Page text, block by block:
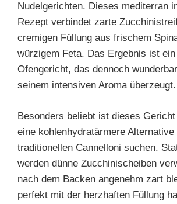
Nudelgerichten. Dieses mediterran
Rezept verbindet zarte
cremigen Füllung aus frischem
würzigem Feta. Das Ergebnis ist
Ofengericht, das dennoch
seinem intensiven Aroma überzeugt.
Besonders beliebt ist dieses
eine kohlenhydratärmere Alternative
traditionellen Cannelloni suchen.
werden dünne Zucchinischeiben
nach dem Backen angenehm zart
perfekt mit der herzhaften Füllung